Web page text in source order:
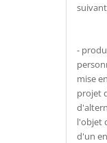
-
mise
projet
l'objet
d'un